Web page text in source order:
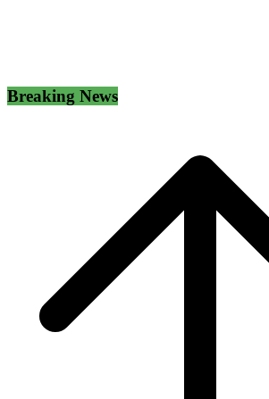
Breaking News